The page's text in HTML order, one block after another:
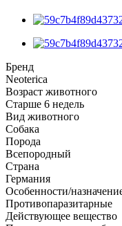
Бренд
Neoterica
Возраст животного
Старше 6 недель
Вид животного
Собака
Порода
Всепородный
Страна
Германия
Особенности/
Противопаразитарные
Действующее вещество